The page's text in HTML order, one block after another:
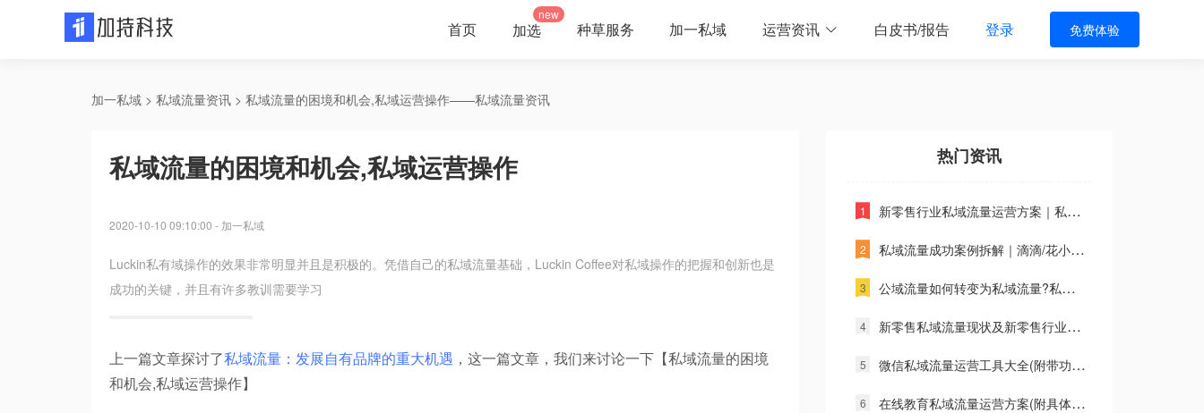
首页 加选
new
种草服务 加一私域 运营资讯 白皮书/报告 登录 免费体验
加一私域 > 私域流量资讯 > 私域流量的困境和机会,私域运营操作——私域流量资讯
私域流量的困境和机会,私域运营操作
2020-10-10 09:10:00 - 加一私域
Luckin私有域操作的效果非常明显并且是积极的。凭借自己的私域流量基础，Luckin Coffee对私域操作的把握和创新也是
成功的关键，并且有许多教训需要学习
上一篇文章探讨了私域流量：发展自有品牌的重大机遇 ，这一篇文章，我们来讨论一下【私域流量的困境
和机会,私域运营操作】
热门资讯
新零售行业私域流量运营方案｜私域运营干货
私域流量成功案例拆解｜滴滴/花小猪活动套路,“拼”出来的私域流量
公域流量如何转变为私域流量?私域流量如何转化
新零售私域流量现状及新零售行业私域流量发展前景
微信私域流量运营工具大全(附带功能对比分析)
在线教育私域流量运营方案(附具体私域运营管理流程)